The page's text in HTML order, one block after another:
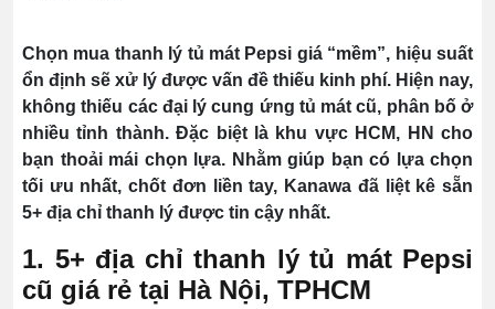
Chọn mua thanh lý tủ mát Pepsi giá “mềm”, hiệu suất
ổn định sẽ xử lý được vấn đề thiếu kinh phí. Hiện nay,
không thiếu các đại lý cung ứng tủ mát cũ, phân bố ở
nhiều tỉnh thành. Đặc biệt là khu vực HCM, HN cho
bạn thoải mái chọn lựa. Nhằm giúp bạn có lựa chọn
tối ưu nhất, chốt đơn liền tay, Kanawa đã liệt kê sẵn
5+ địa chỉ thanh lý được tin cậy nhất.
1. 5+ địa chỉ thanh lý tủ mát Pepsi
cũ giá rẻ tại Hà Nội, TPHCM